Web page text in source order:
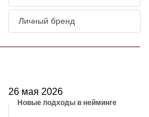
Личный бренд
26 мая 2026
Новые подходы в нейминге